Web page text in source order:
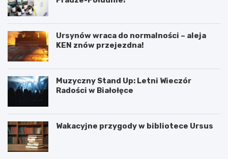
Ursynów wraca do normalności – aleja
KEN znów przejezdna!
Muzyczny Stand Up: Letni Wieczór
Radości w Białołęce
Wakacyjne przygody w bibliotece Ursus